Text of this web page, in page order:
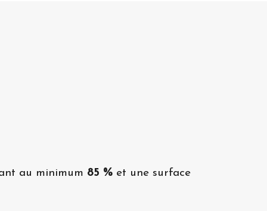
au minimum 85 % et une surface